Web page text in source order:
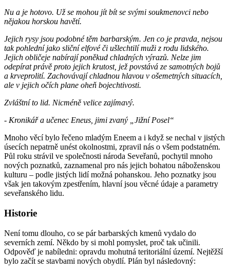
Nu a je hotovo. Už se mohou jít bít se svými soukmenovci nebo
nějakou horskou havětí.
Jejich rysy jsou podobné těm barbarským. Jen co je pravda, nejsou
tak pohlední jako sliční elfové či ušlechtilí muži z rodu lidského.
Jejich obličeje nabírají poněkud chladných výrazů. Nelze jim
odepírat právě proto jejich krutost, jež povstává ze samotných bojů
a krveprolití. Zachovávají chladnou hlavou v ošemetných situacích,
ale v jejich očích plane oheň bojechtivosti.
Zvláštní to lid. Nicméně velice zajímavý.
- Kronikář a učenec Eneus, jimi zvaný „Jižní Posel“
Mnoho věcí bylo řečeno mladým Eneem a i když se nechal v jistých
úsecích nepatrně unést okolnostmi, zpravil nás o všem podstatném.
Půl roku strávil ve společnosti národa Seveřanů, pochytil mnoho
nových poznatků, zaznamenal pro nás jejich bohatou náboženskou
kulturu – podle jistých lidí možná pohanskou. Jeho poznatky jsou
však jen takovým zpestřením, hlavní jsou věcné údaje a parametry
seveřanského lidu.
Historie
Není tomu dlouho, co se pár barbarských kmenů vydalo do
severních zemí. Někdo by si mohl pomyslet, proč tak učinili.
Odpověď je nabíledni: opravdu mohutná teritoriální území. Nejtěžší
bylo začít se stavbami nových obydlí. Plán byl následovný: